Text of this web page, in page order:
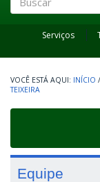
Serviços
INÍCIO /
TEIXEIRA
Equipe